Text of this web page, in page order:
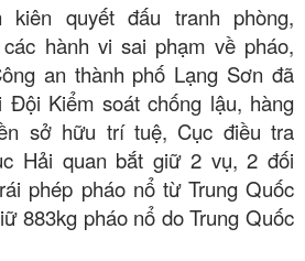
kiên quyết đấu tranh phòng,
hành vi sai phạm về pháo,
an thành phố Lạng Sơn đã
Kiểm soát chống lậu, hàng
sở hữu trí tuệ, Cục điều tra
Hải quan bắt giữ 2 vụ, 2 đối
phép pháo nổ từ Trung Quốc
883kg pháo nổ do Trung Quốc